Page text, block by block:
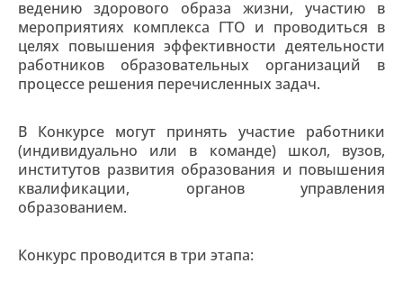
ведению здорового образа жизни, участию в
мероприятиях комплекса ГТО и проводиться в
целях повышения эффективности деятельности
работников образовательных организаций в
процессе решения перечисленных задач.
В Конкурсе могут принять участие работники
(индивидуально или в команде) школ, вузов,
институтов развития образования и повышения
квалификации, органов управления
образованием.
Конкурс проводится в три этапа: